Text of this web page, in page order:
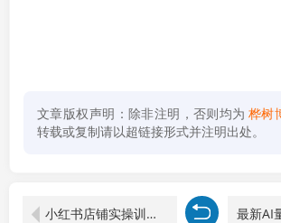
文章版权声明：除非注明，否则均为 桦树
转载或复制请以超链接形式并注明出处。
小红书店铺实操训练营，笔记爆款+AI工具+开店选品全流程教学